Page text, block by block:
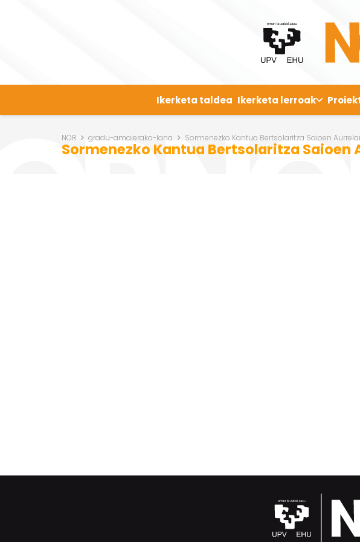
Ikerketa taldea Ikerketa lerroak
NOR gradu-amaierako-lana Sormenezko Kantua Bertsolaritza Saioen
Sormenezko Kantua Bertsolaritza